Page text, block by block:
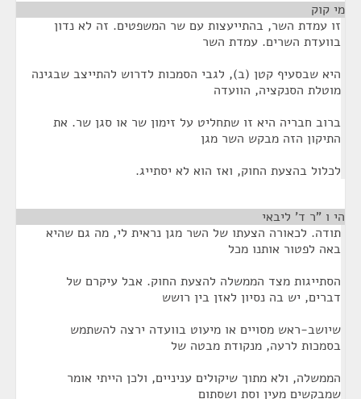
מי קוק
זו עמדת השר, בהתייעצות עם שר המשפטים. זה לא נדון
בוועדת השרים. עמדת השר
היא שבסעיף קטן (ב), לגבי הסמכות לדרוש להתייצב שבגינה
מוטלת הסנקציה, הוועדה
ברוב חבריה היא זו שתחליט על זימון שר או סגן שר. את
התיקון הזה מבקש השר מגן
לכלול בהצעת החוק, ואז הוא לא יסתייג.
הי ו "ר ד' ליבאי
תודה. לכאורה הצעתו של השר מגן נראית לי, מה גם שהיא
באה לפטור אותנו מכל
הסתייגות מצד הממשלה להצעת החוק. אבל עיקרם של
דברים, יש בה נסיון לאזן בין רושש
שיושב-ראש מסויים או מיעוט בוועדה ירצה להשתמש
בסמכות לרעה, מנקודת מבטה של
הממשלה, ולא מתוך שיקולים עניניים, ולכן הייתי אומר
שמבקשים מעין וסת ושסתום